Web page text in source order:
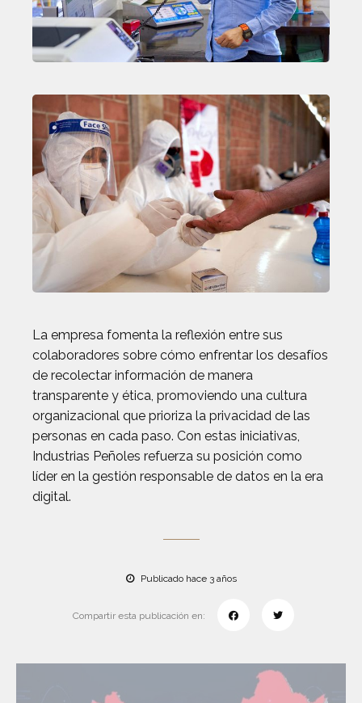
La empresa fomenta la reflexión entre sus
colaboradores sobre cómo enfrentar los desafíos
de recolectar información de manera
transparente y ética, promoviendo una cultura
organizacional que prioriza la privacidad de las
personas en cada paso. Con estas iniciativas,
Industrias Peñoles refuerza su posición como
líder en la gestión responsable de datos en la era
digital.
Publicado hace 3 años
Compartir esta publicación en: